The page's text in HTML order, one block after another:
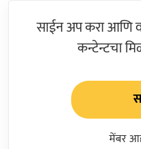
साईन अप करा आणि
कन्टेन्टचा
मेंबर